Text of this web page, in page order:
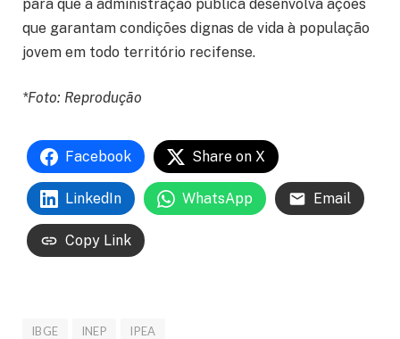
para que a administração pública desenvolva ações
que garantam condições dignas de vida à população
jovem em todo território recifense.
*Foto: Reprodução
Facebook Share on X
LinkedIn WhatsApp Email
Copy Link
IBGE INEP IPEA